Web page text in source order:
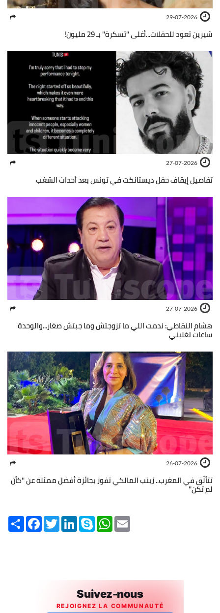
29-07-2026
شيرين تعود للحفلات...أغلى ''تسكرة'' بـ 29 مليون!
27-07-2026
تفاصيل إيقاف حفل ديستانكت في تونس بعد أحداث الشغب
27-07-2026
هشام النقاطي: ندمت اللي ما تزوجتش وما جبتش صغار...والوحدة
ساعات تغلبني
26-07-2026
تتألّق في المغرب.. زينب المالكي تفوز بجائزة أفضل ممثلة عن ''كأن
لم تكن''
Share FacebookTwitterLinkedInSkype WhatsApp